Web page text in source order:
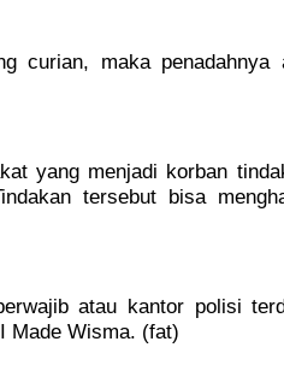
curian, maka penadahnya
yang menjadi korban
tersebut bisa
atau kantor polisi
Made Wisma. (fat)